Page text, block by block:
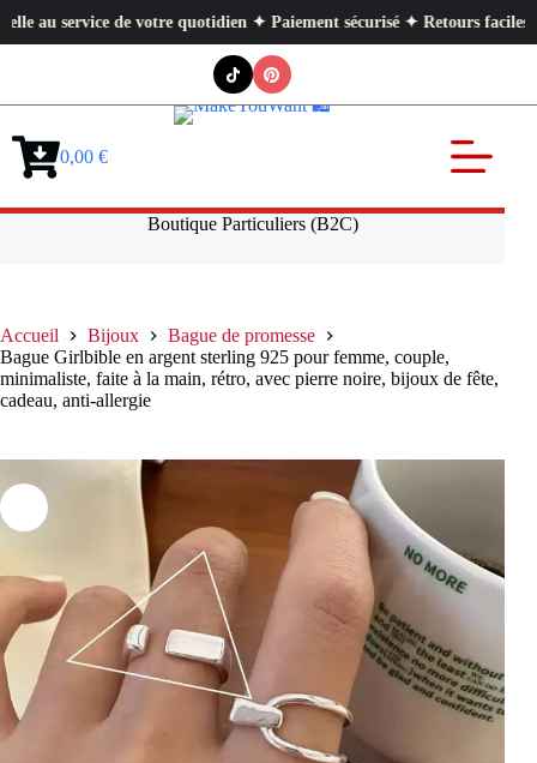
de votre quotidien ✦ Paiement sécurisé ✦ Retours faciles
Panier0,00 €
Boutique Particuliers (B2C)
Accueil Bijoux
Bague de promesse
Bague Girlbible en argent sterling 925 pour femme, couple,
minimaliste, faite à la main, rétro, avec pierre noire, bijoux de fête,
cadeau, anti-allergie